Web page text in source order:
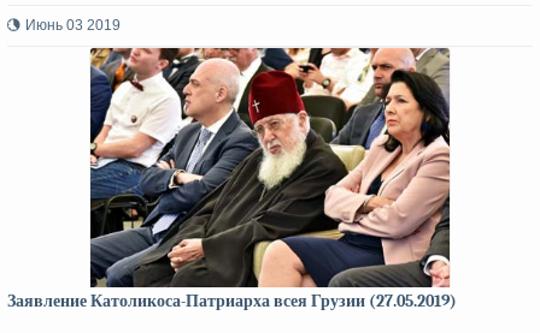
Июнь 03 2019
Заявление Католикоса-Патриарха всея Грузии (27.05.2019)